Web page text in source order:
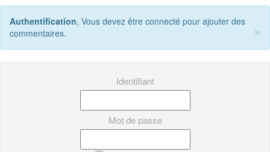
Authentification, Vous devez être connecté pour ajouter des
commentaires.
×
Identifiant
Mot de passe